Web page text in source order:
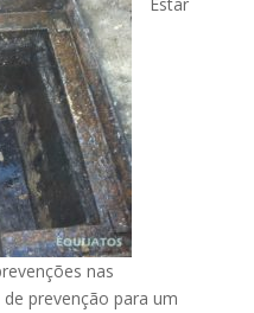
nas
prevenção para um